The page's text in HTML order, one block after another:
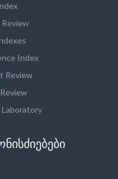
Review
Index
Review